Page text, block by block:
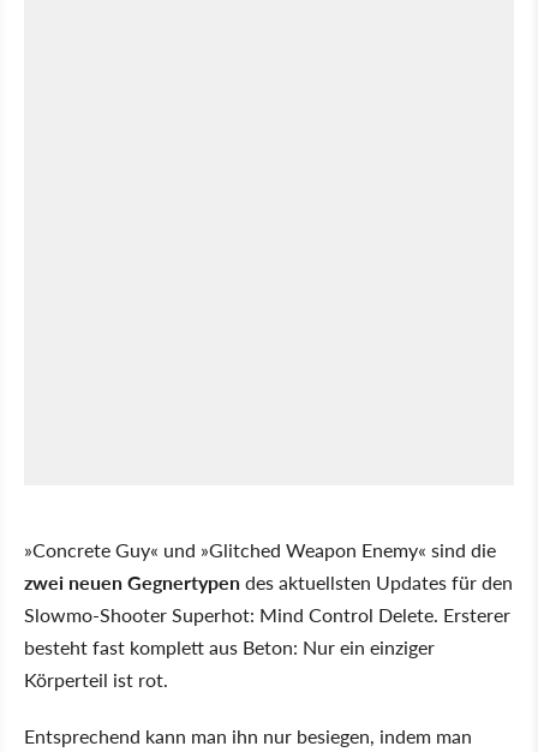
»Concrete Guy« und »Glitched Weapon Enemy« sind die
zwei neuen Gegnertypendes aktuellsten Updates für den
Slowmo-Shooter Superhot: Mind Control Delete. Ersterer
besteht fast komplett aus Beton: Nur ein einziger
Körperteil ist rot.
Entsprechend kann man ihn nur besiegen, indem man